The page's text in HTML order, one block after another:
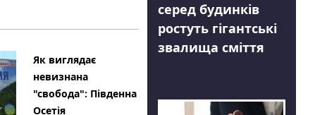
Як виглядає
невизнана
"свобода": Південна
Осетія
серед будинків
ростуть гігантські
звалища сміття